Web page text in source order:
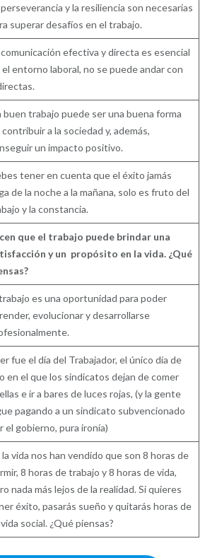
y la resiliencia son necesarias
superar desafíos en el trabajo.
comunicación efectiva y directa es esencial
el entorno laboral, no se puede andar con
buen trabajo puede ser una buena forma
a la sociedad y, además,
un impacto positivo.
tener en cuenta que el éxito jamás
de la noche a la mañana, solo es fruto del
y la constancia.
que el trabajo puede brindar una
y un propósito en la vida. ¿Qué
es una oportunidad para poder
evolucionar y desarrollarse
fue el día del Trabajador, el único día de
en el que los sindicatos dejan de comer
e ir a bares de luces rojas, (y la gente
pagando a un sindicato subvencionado
el gobierno, pura ironía)
la vida nos han vendido que son 8 horas de
8 horas de trabajo y 8 horas de vida,
nada más lejos de la realidad. Si quieres
éxito, pasarás sueño y quitarás horas de
social. ¿Qué piensas?